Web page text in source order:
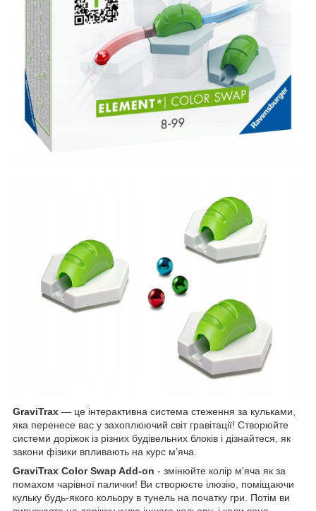
GraviTrax — це інтерактивна система стеження за кульками,
яка перенесе вас у захоплюючий світ гравітації! Створюйте
системи доріжок із різних будівельних блоків і дізнайтеся, як
закони фізики впливають на курс м’яча.
GraviTrax Color Swap Add-on - змінюйте колір м'яча як за
помахом чарівної палички! Ви створюєте ілюзію, поміщаючи
кульку будь-якого кольору в тунель на початку гри. Потім ви